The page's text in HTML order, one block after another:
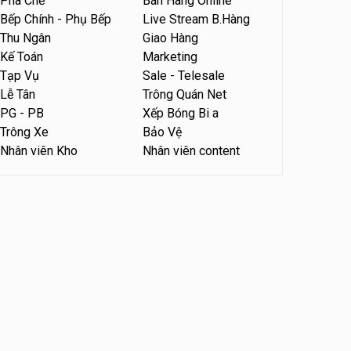
Tuyển nhân viên bán hàng
parttime
GÀ GÔ FASTFOOD
Tuyển nhân viên bán hàng
parttime
Húp Tea
Bếp Chính - Phụ Bếp
Live Stream B.Hàng
Thu Ngân
Giao Hàng
Kế Toán
Marketing
Tạp Vụ
Sale - Telesale
Lễ Tân
Trông Quán Net
PG - PB
Xếp Bóng Bi a
Trông Xe
Bảo Vệ
Nhân viên Kho Nhân viên content